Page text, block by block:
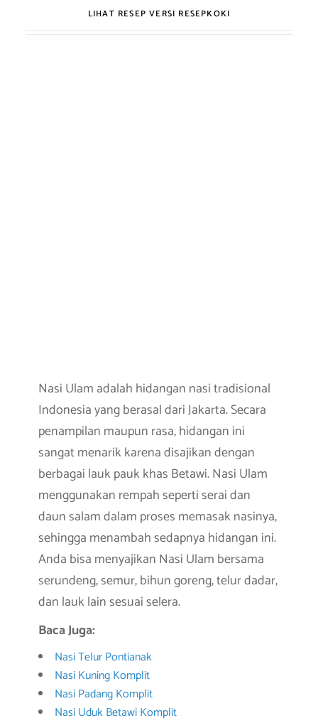
LIHAT RESEP VERSI RESEPKOKI
Nasi Ulam adalah hidangan nasi tradisional
Indonesia yang berasal dari Jakarta. Secara
penampilan maupun rasa, hidangan ini
sangat menarik karena disajikan dengan
berbagai lauk pauk khas Betawi. Nasi Ulam
menggunakan rempah seperti serai dan
daun salam dalam proses memasak nasinya,
sehingga menambah sedapnya hidangan ini.
Anda bisa menyajikan Nasi Ulam bersama
serundeng, semur, bihun goreng, telur dadar,
dan lauk lain sesuai selera.
Baca Juga:
Nasi Telur Pontianak
Nasi Kuning Komplit
Nasi Padang Komplit
Nasi Uduk Betawi Komplit